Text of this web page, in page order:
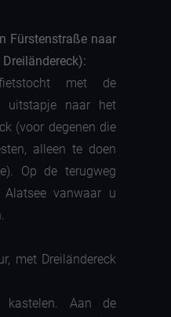
Fürstenstraße naar
met de
uitstapje naar het
(voor degenen die
alleen te doen
Op de terugweg
vanwaar u
met Dreiländereck
Aan de